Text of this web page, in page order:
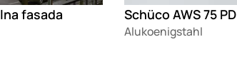
fasada Schüco AWS 75 PD
Alukoenigstahl